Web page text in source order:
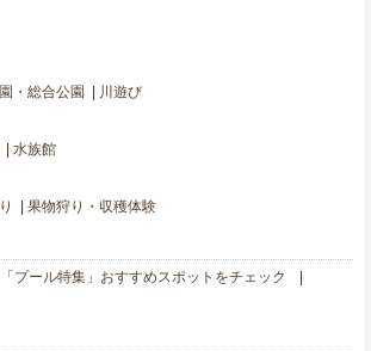
・総合公園 川遊び
水族館
果物狩り・収穫体験
プール特集」おすすめスポットをチェック